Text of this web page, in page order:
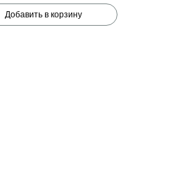
Добавить в корзину